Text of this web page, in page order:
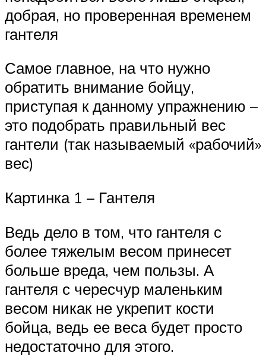
добрая, но проверенная временем
гантеля
Самое главное, на что нужно
обратить внимание бойцу,
приступая к данному упражнению –
это подобрать правильный вес
гантели (так называемый «рабочий»
вес)
Картинка 1 – Гантеля
Ведь дело в том, что гантеля с
более тяжелым весом принесет
больше вреда, чем пользы. А
гантеля с чересчур маленьким
весом никак не укрепит кости
бойца, ведь ее веса будет просто
недостаточно для этого.